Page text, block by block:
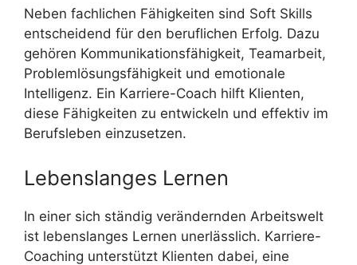
Neben fachlichen Fähigkeiten sind Soft Skills
entscheidend für den beruflichen Erfolg. Dazu
gehören Kommunikationsfähigkeit, Teamarbeit,
Problemlösungsfähigkeit und emotionale
Intelligenz. Ein Karriere-Coach hilft Klienten,
diese Fähigkeiten zu entwickeln und effektiv im
Berufsleben einzusetzen.
Lebenslanges Lernen
In einer sich ständig verändernden Arbeitswelt
ist lebenslanges Lernen unerlässlich. Karriere-
Coaching unterstützt Klienten dabei, eine